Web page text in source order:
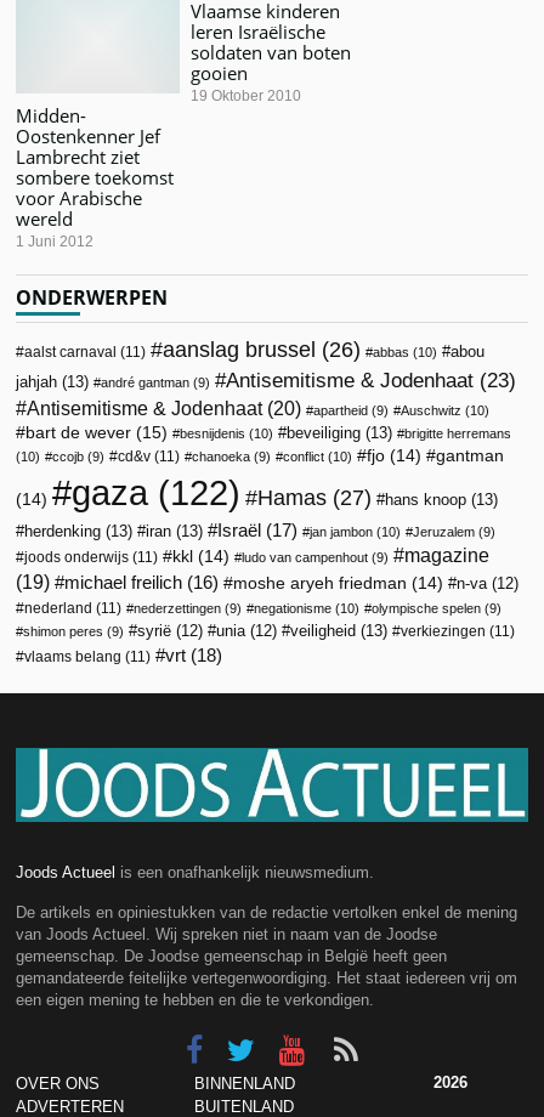
Midden-
Oostenkenner Jef
Lambrecht ziet
sombere toekomst
voor Arabische
wereld
1 Juni 2012
Vlaamse kinderen
leren Israëlische
soldaten van boten
gooien
19 Oktober 2010
ONDERWERPEN
aalst carnaval (11) aanslag brussel (26) abbas (10)
abou
jahjah (13) andré gantman (9) Antisemitisme & Jodenhaat (23)
Antisemitisme & Jodenhaat(20) apartheid (9) Auschwitz (10)
bart de wever (15) besnijdenis (10) beveiliging (13)
brigitte herremans
(10)
ccojb (9) cd&v (11) chanoeka (9) conflict (10) fjo (14) gantman
(14) gaza(122) Hamas (27) hans knoop (13)
herdenking (13) iran (13) Israël (17) jan jambon (10) Jeruzalem (9)
joods onderwijs (11) kkl (14) ludo van campenhout (9)
magazine
(19)
michael freilich (16) moshe aryeh friedman (14) n-va (12)
nederland (11) nederzettingen (9) negationisme (10) olympische spelen (9)
shimon peres (9) syrië (12) unia (12) veiligheid (13) verkiezingen (11)
vlaams belang (11) vrt (18)
Joods Actueel is een onafhankelijk nieuwsmedium.
De artikels en opiniestukken van de redactie vertolken enkel de mening
van Joods Actueel. Wij spreken niet in naam van de Joodse
gemeenschap. De Joodse gemeenschap in België heeft geen
gemandateerde feitelijke vertegenwoordiging. Het staat iedereen vrij om
een eigen mening te hebben en die te verkondigen.
OVER ONS
ADVERTEREN
BINNENLAND
BUITENLAND
2026